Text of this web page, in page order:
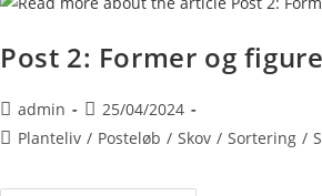
Post 2: Former og
admin
25/04/2024
Planteliv / Posteløb / Skov / Sortering /